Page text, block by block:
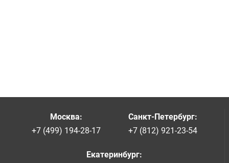
Москва:
+7 (499) 194-28-17
Санкт-Петербург:
+7 (812) 921-23-54
Екатеринбург: